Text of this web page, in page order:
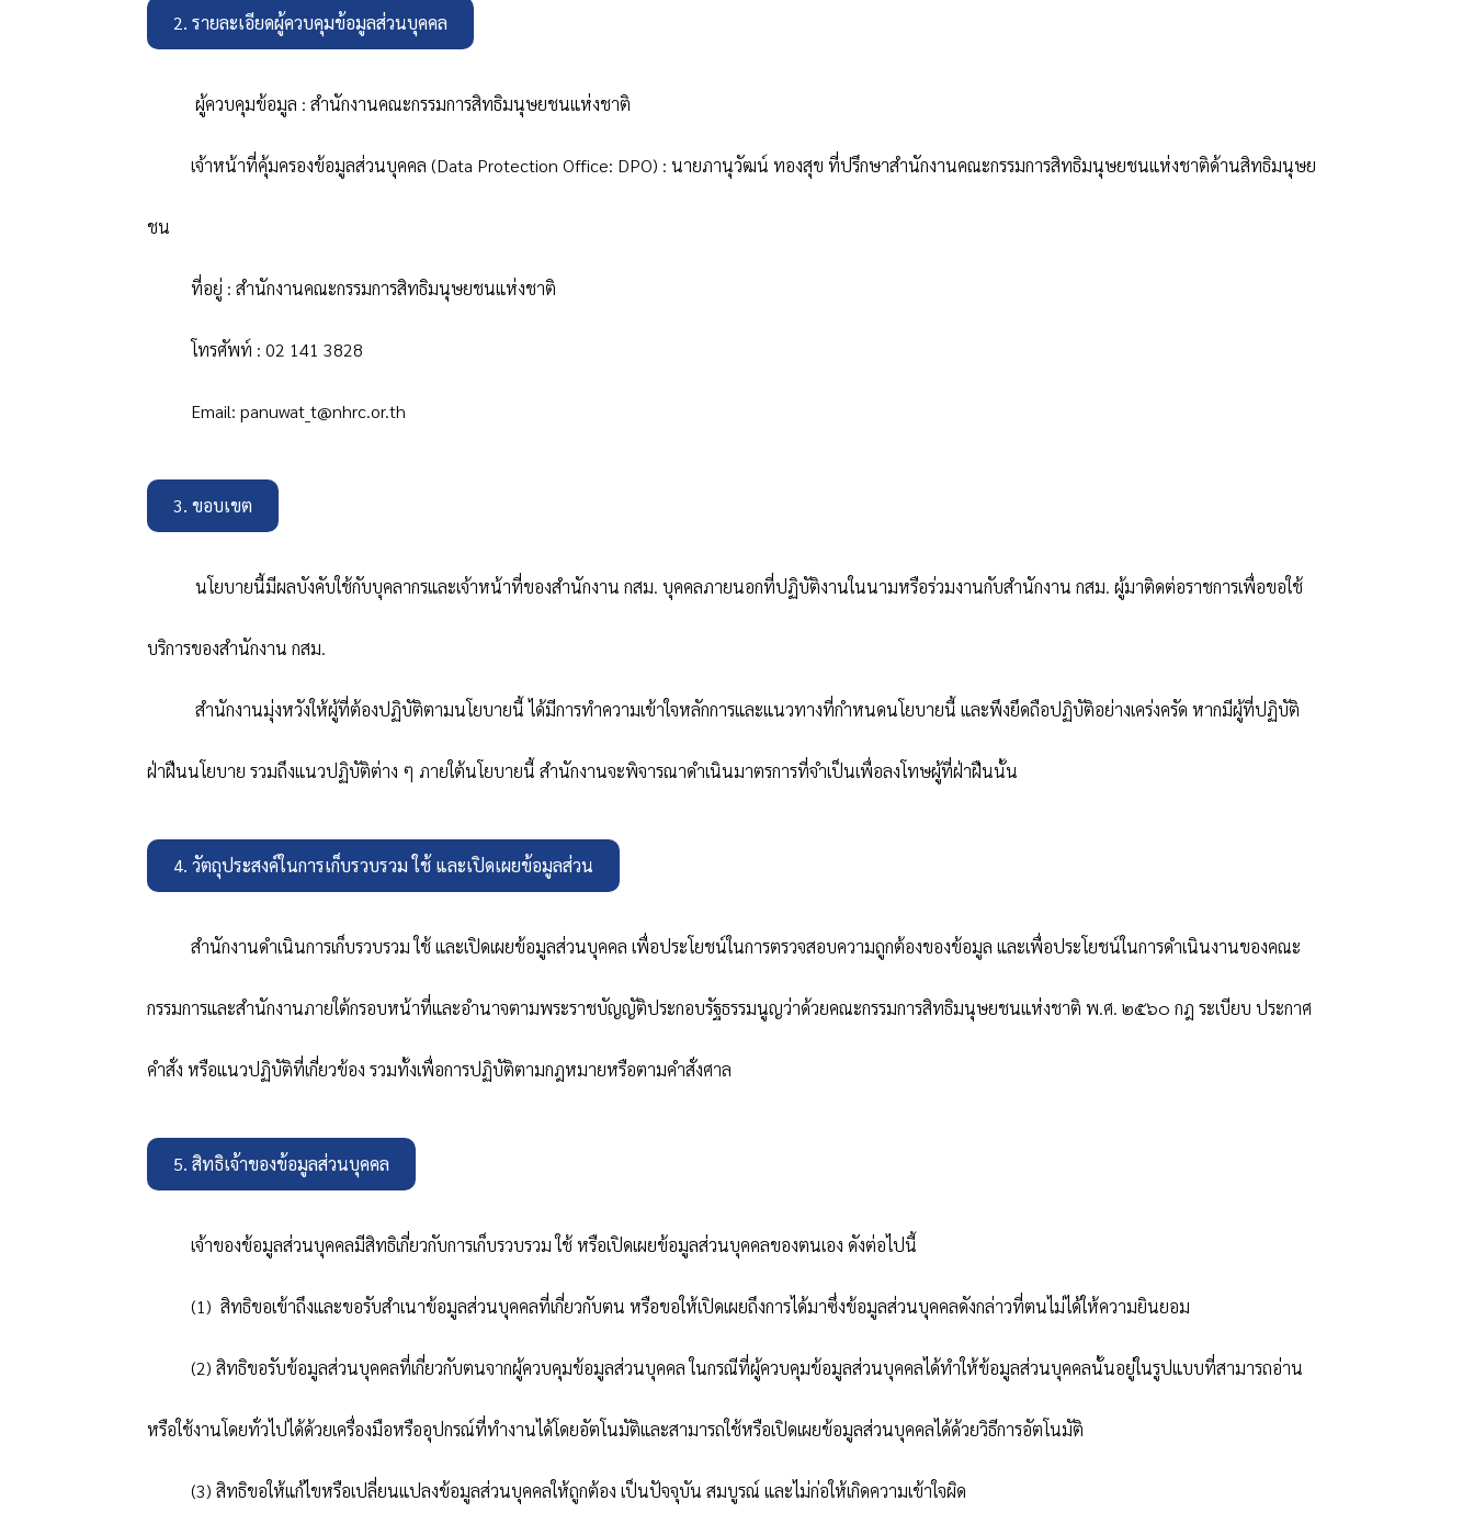
2. รายละเอียดผู้ควบคุมข้อมูลส่วนบุคคล
ผู้ควบคุมข้อมูล : สำนักงานคณะกรรมการสิทธิมนุษยชนแห่งชาติ
เจ้าหน้าที่คุ้มครองข้อมูลส่วนบุคคล (Data Protection Office: DPO) :นายภานุวัฒน์ ทองสุขที่ปรึกษาสำนักงานคณะกรรมการสิทธิมนุษยชนแห่งชาติด้านสิทธิมนุษย
ชน
ที่อยู่ :สำนักงานคณะกรรมการสิทธิมนุษยชนแห่งชาติ
โทรศัพท์ : 02 141 3828
Email:panuwat_t@nhrc.or.th
3. ขอบเขต
นโยบายนี้มีผลบังคับใช้กับบุคลากรและเจ้าหน้าที่ของสำนักงาน กสม. บุคคลภายนอกที่ปฏิบัติงานในนามหรือร่วมงานกับสำนักงาน กสม. ผู้มาติดต่อราชการเพื่อขอใช้
บริการของสำนักงาน กสม.
สำนักงานมุ่งหวังให้ผู้ที่ต้องปฏิบัติตามนโยบายนี้ ได้มีการทำความเข้าใจหลักการและแนวทางที่กำหนดนโยบายนี้ และพึงยึดถือปฏิบัติอย่างเคร่งครัด หากมีผู้ที่ปฏิบัติ
ฝ่าฝืนนโยบาย รวมถึงแนวปฏิบัติต่าง ๆ ภายใต้นโยบายนี้ สำนักงานจะพิจารณาดำเนินมาตรการที่จำเป็นเพื่อลงโทษผู้ที่ฝ่าฝืนนั้น
4. วัตถุประสงค์ในการเก็บรวบรวม ใช้ และเปิดเผยข้อมูลส่วน
สำนักงานดำเนินการเก็บรวบรวม ใช้ และเปิดเผยข้อมูลส่วนบุคคล เพื่อประโยชน์ในการตรวจสอบความถูกต้องของข้อมูล และเพื่อประโยชน์ในการดำเนินงานของคณะ
กรรมการและสำนักงานภายใต้กรอบหน้าที่และอำนาจตามพระราชบัญญัติประกอบรัฐธรรมนูญว่าด้วยคณะกรรมการสิทธิมนุษยชนแห่งชาติ พ.ศ. ๒๕๖๐ กฎ ระเบียบ ประกาศ
คำสั่ง หรือแนวปฏิบัติที่เกี่ยวข้อง รวมทั้งเพื่อการปฏิบัติตามกฎหมายหรือตามคำสั่งศาล
5. สิทธิเจ้าของข้อมูลส่วนบุคคล
เจ้าของข้อมูลส่วนบุคคลมีสิทธิเกี่ยวกับการเก็บรวบรวม ใช้ หรือเปิดเผยข้อมูลส่วนบุคคลของตนเอง ดังต่อไปนี้
(1) สิทธิขอเข้าถึงและขอรับสำเนาข้อมูลส่วนบุคคลที่เกี่ยวกับตน หรือขอให้เปิดเผยถึงการได้มาซึ่งข้อมูลส่วนบุคคลดังกล่าวที่ตนไม่ได้ให้ความยินยอม
(2) สิทธิขอรับข้อมูลส่วนบุคคลที่เกี่ยวกับตนจากผู้ควบคุมข้อมูลส่วนบุคคล ในกรณีที่ผู้ควบคุมข้อมูลส่วนบุคคลได้ทำให้ข้อมูลส่วนบุคคลนั้นอยู่ในรูปแบบที่สามารถอ่าน
หรือใช้งานโดยทั่วไปได้ด้วยเครื่องมือหรืออุปกรณ์ที่ทำงานได้โดยอัตโนมัติและสามารถใช้หรือเปิดเผยข้อมูลส่วนบุคคลได้ด้วยวิธีการอัตโนมัติ
(3) สิทธิขอให้แก้ไขหรือเปลี่ยนแปลงข้อมูลส่วนบุคคลให้ถูกต้อง เป็นปัจจุบัน สมบูรณ์ และไม่ก่อให้เกิดความเข้าใจผิด